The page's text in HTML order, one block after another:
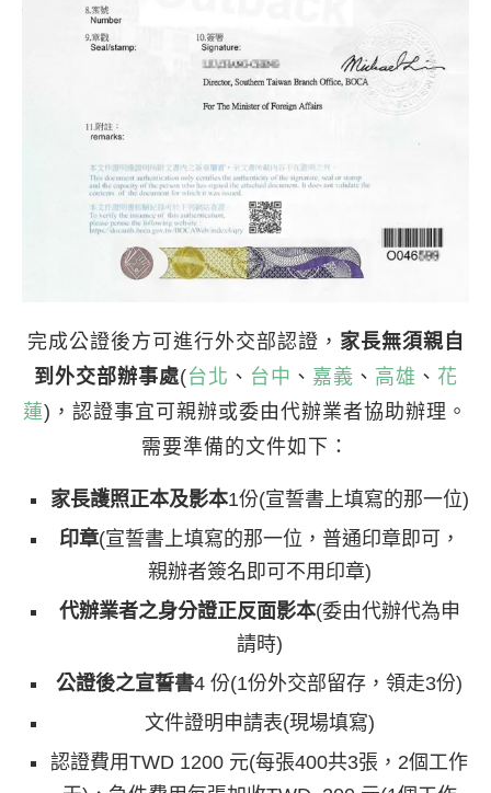
完成公證後方可進行外交部認證， 家長無須親自
到外交部辦事處(台北 、 台中 、 嘉義 、 高雄 、 花
蓮)，認證事宜可親辦或委由代辦業者協助辦理。
需要準備的文件如下：
家長護照正本及影本1份(宣誓書上填寫的那一位)
印章(宣誓書上填寫的那一位，普通印章即可，
親辦者簽名即可不用印章)
代辦業者之身分證正反面影本(委由代辦代為申
請時)
公證後之宣誓書4 份(1份外交部留存，領走3份)
文件證明申請表(現場填寫)
認證費用TWD 1200 元(每張400共3張，2個工作